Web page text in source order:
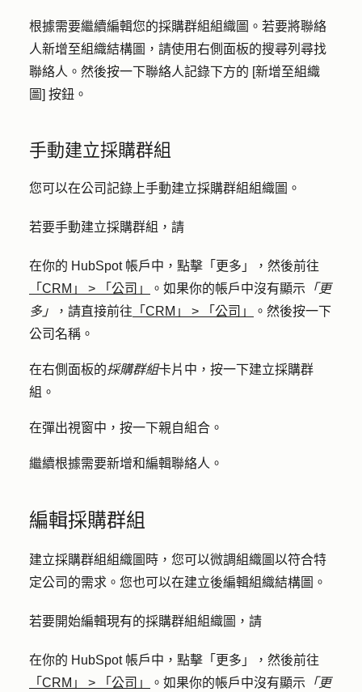
根據需要繼續編輯您的採購群組組織圖。若要將聯絡
人新增至組織結構圖，請使用右側面板的搜尋列 尋找
聯絡人。然後按一下聯絡人記錄下方的 [新增至組織
圖] 按鈕。
手動建立採購群組
您可以在公司記錄上手動建立採購群組組織圖。
若要手動建立採購群組，請
在你的 HubSpot 帳戶中，點擊 「更多」
，然後前往
「CRM」
> 「公司」 。如果你的帳戶中沒有顯示 「更
多」
，請直接前往 「CRM」 > 「公司」
。然後按一下
公司名稱 。
在右側面板的採購群組卡片中，按一下建立採購群
組 。
在彈出視窗中，按一下親自組合 。
繼續根據需要新增和編輯聯絡人。
編輯採購群組
建立採購群組組織圖時，您可以微調組織圖以符合特
定公司的需求。您也可以在建立後編輯組織結構圖。
若要開始編輯現有的採購群組組織圖，請
在你的 HubSpot 帳戶中，點擊 「更多」
，然後前往
「CRM」
> 「公司」 。如果你的帳戶中沒有顯示 「更